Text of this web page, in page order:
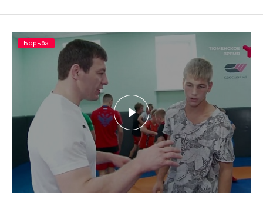
Борьба